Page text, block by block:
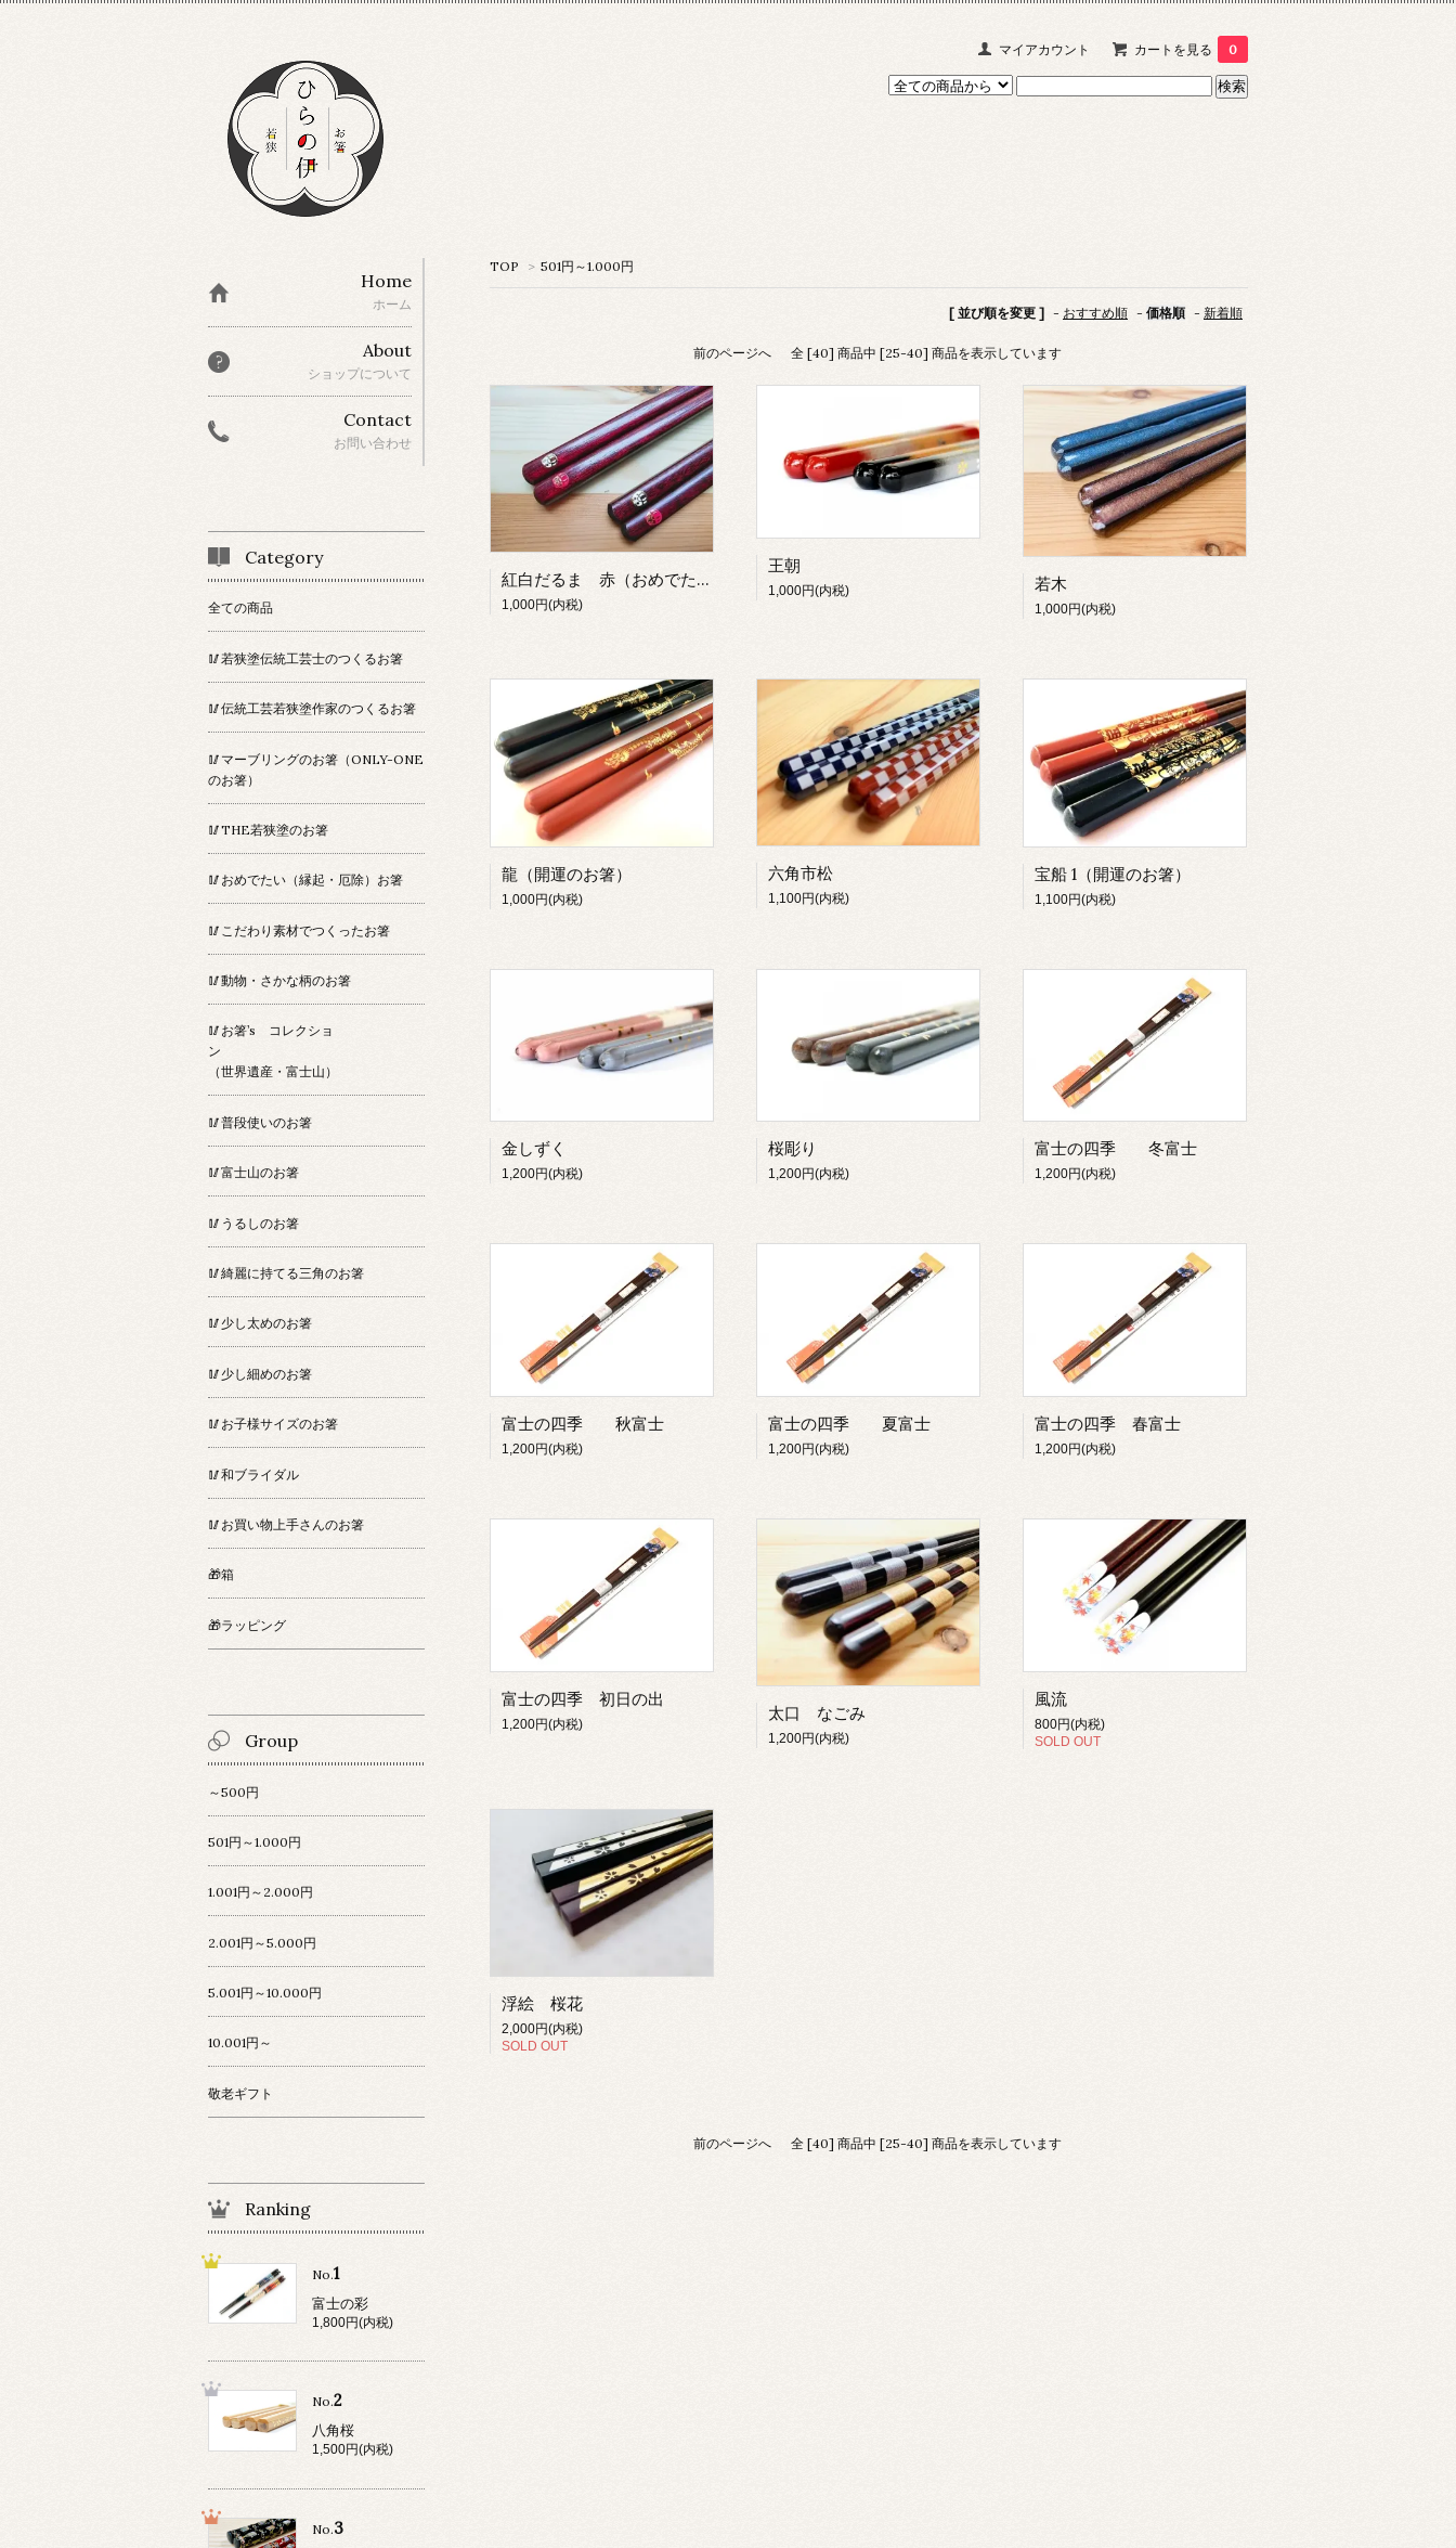
マイアカウント カートを見る 0
TOP > 501円～1.000円
[ 並び順を変更 ] - おすすめ順 - 価格順 - 新着順
前のページへ 全 [40] 商品中 [25-40] 商品を表示しています
紅白だるま 赤（おめでたいお箸）
1,000円(内税)
王朝
1,000円(内税) 若木
1,000円(内税)
龍（開運のお箸）
1,000円(内税)
六角市松
1,100円(内税)
宝船 1（開運のお箸）
1,100円(内税)
金しずく
1,200円(内税)
桜彫り
1,200円(内税)
富士の四季 冬富士
1,200円(内税)
富士の四季 秋富士
1,200円(内税)
富士の四季 夏富士
1,200円(内税)
富士の四季 春富士
1,200円(内税)
富士の四季 初日の出
1,200円(内税)
太口 なごみ
1,200円(内税)
風流
800円(内税)
SOLD OUT
浮絵 桜花
2,000円(内税)
SOLD OUT
前のページへ 全 [40] 商品中 [25-40] 商品を表示しています
Home
ホーム
About
ショップについて
Contact
お問い合わせ
Category
全ての商品
🥢若狭塗伝統工芸士のつくるお箸
🥢伝統工芸若狭塗作家のつくるお箸
🥢マーブリングのお箸（ONLY-ONE
のお箸）
🥢THE若狭塗のお箸
🥢おめでたい（縁起・厄除）お箸
🥢こだわり素材でつくったお箸
🥢動物・さかな柄のお箸
🥢お箸’s コレクショ
ン
（世界遺産・富士山）
🥢普段使いのお箸
🥢富士山のお箸
🥢うるしのお箸
🥢綺麗に持てる三角のお箸
🥢少し太めのお箸
🥢少し細めのお箸
🥢お子様サイズのお箸
🥢和ブライダル
🥢お買い物上手さんのお箸
🎁箱
🎁ラッピング
Group
～500円
501円～1.000円
1.001円～2.000円
2.001円～5.000円
5.001円～10.000円
10.001円～
敬老ギフト
Ranking
No.1
富士の彩
1,800円(内税)
No.2
八角桜
1,500円(内税)
No.3